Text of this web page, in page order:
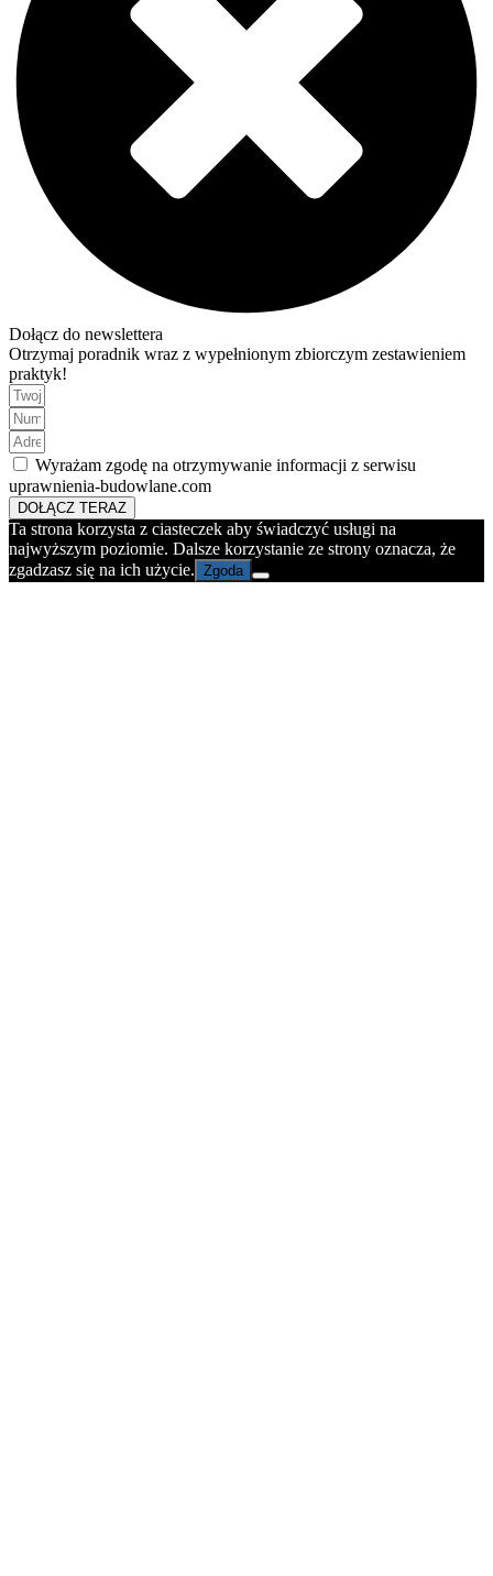
Dołącz do newslettera
Otrzymaj poradnik wraz z wypełnionym zbiorczym zestawieniem
praktyk!
Wyrażam zgodę na otrzymywanie informacji z serwisu
uprawnienia-budowlane.com
DOŁĄCZ TERAZ
Ta strona korzysta z ciasteczek aby świadczyć usługi na
najwyższym poziomie. Dalsze korzystanie ze strony oznacza, że
zgadzasz się na ich użycie. Zgoda